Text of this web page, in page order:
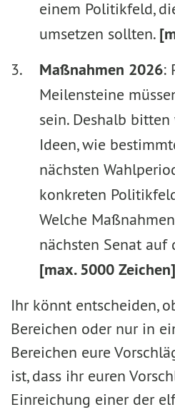
einem Politikfeld,
umsetzen sollten.
Maßnahmen 2026:
Meilensteine
sein. Deshalb
Ideen, wie
nächsten
konkreten
Welche
nächsten Senat auf
[max. 5000 Zeichen]
Ihr könnt entscheiden,
Bereichen oder nur in
Bereichen eure
ist, dass ihr euren
Einreichung einer der elf